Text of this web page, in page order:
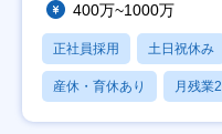
400万~1000万
正社員採用 土日祝休み
産休・育休あり 月残業